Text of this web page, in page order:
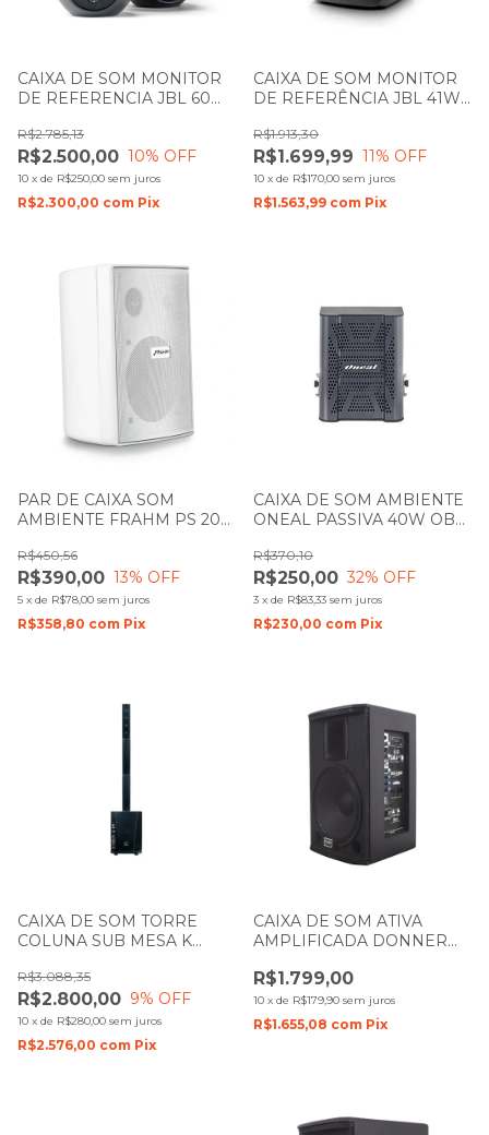
CAIXA DE SOM MONITOR
DE REFERENCIA JBL 60W
RCA/ P10/ TWS PRETA
104BT
R$2.500,00
R$2.785,13
10% OFF
10 x de R$250,00 sem juros
R$2.300,00 com Pix
CAIXA DE SOM MONITOR
DE REFERÊNCIA JBL 41W
UNIDADE
R$1.699,99
R$1.913,30
11% OFF
10 x de R$170,00 sem juros
R$1.563,99 com Pix
PAR DE CAIXA SOM
AMBIENTE FRAHM PS 200
R$390,00
R$450,56
13% OFF
5 x de R$78,00 sem juros
R$358,80 com Pix
CAIXA DE SOM AMBIENTE
ONEAL PASSIVA 40W OB
R$250,00
R$370,10
32% OFF
3 x de R$83,33 sem juros
R$230,00 com Pix
CAIXA DE SOM TORRE
COLUNA SUB MESA K
R$2.800,00
R$3.088,35
9% OFF
10 x de R$280,00 sem juros
R$2.576,00 com Pix
CAIXA DE SOM ATIVA
AMPLIFICADA DONNER
R$1.799,00
10 x de R$179,90 sem juros
R$1.655,08 com Pix